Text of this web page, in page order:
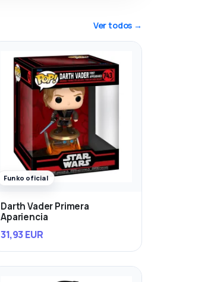
Ver todos →
Funko oficial
Darth Vader Primera
Apariencia
31,93 EUR